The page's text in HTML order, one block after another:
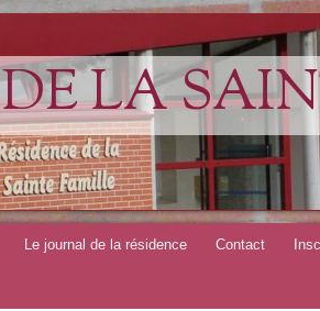
LA
Le journal de la résidence Contact